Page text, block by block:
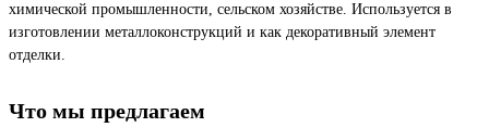
химической промышленности, сельском хозяйстве. Используется в
изготовлении металлоконструкций и как декоративный элемент
отделки.
Что мы предлагаем